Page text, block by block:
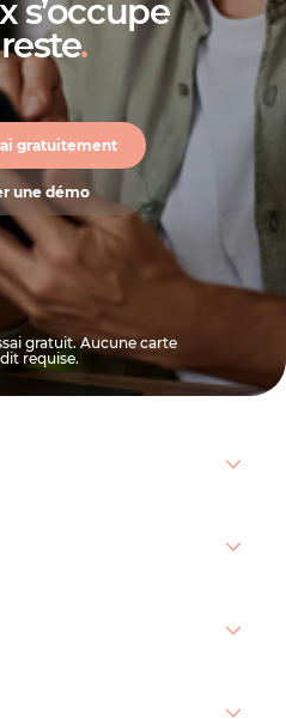
si nécessaire.
s’occupe
.
gratuitement
une démo
gratuit. Aucune carte
requise.